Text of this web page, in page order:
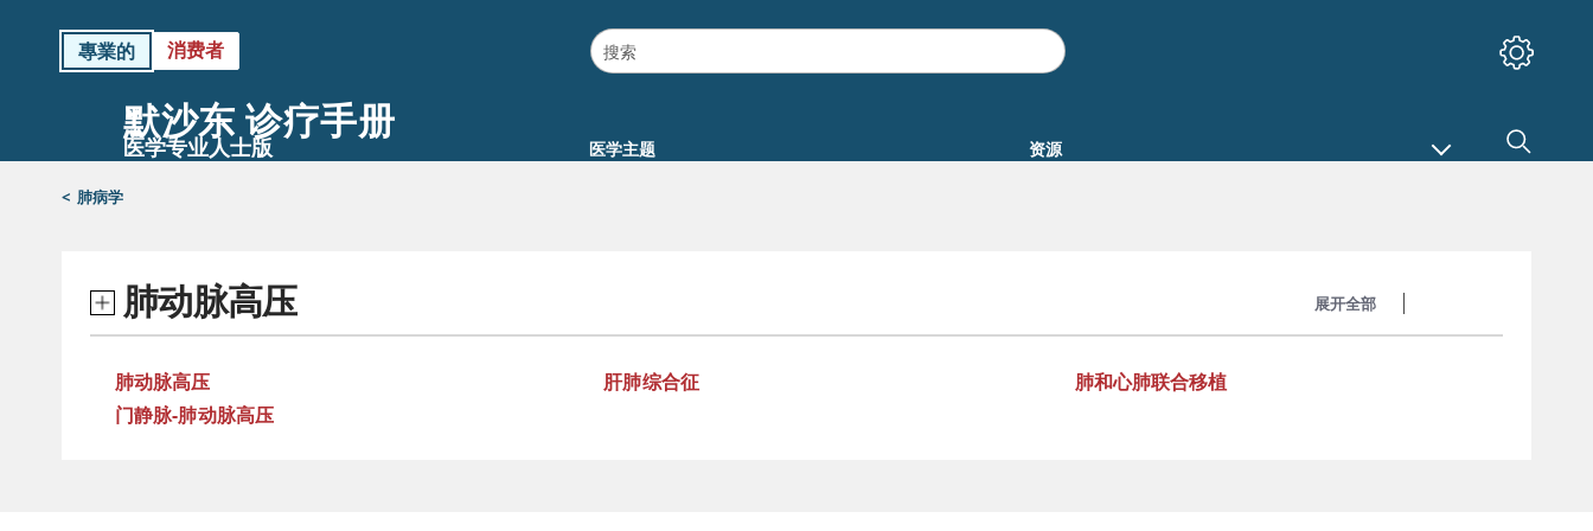
專業的 消费者
默沙东 诊疗手册
医学专业人士版 医学主题 资源
< 肺病学
肺动脉高压 展开全部
肺动脉高压
门静脉-肺动脉高压
肝肺综合征 肺和心肺联合移植